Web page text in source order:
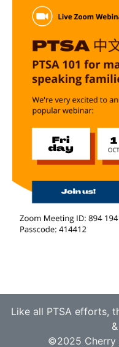
Like all PTSA efforts,
©2025 Cherry